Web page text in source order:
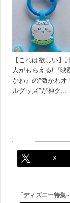
X
「ディズニー特